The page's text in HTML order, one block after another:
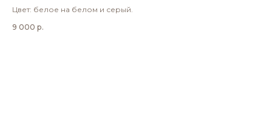
Цвет: белое на белом и серый.
9 000 р.